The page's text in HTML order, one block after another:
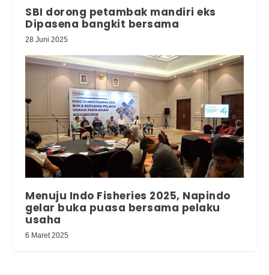
SBI dorong petambak mandiri eks
Dipasena bangkit bersama
28 Juni 2025
Menuju Indo Fisheries 2025, Napindo
gelar buka puasa bersama pelaku
usaha
6 Maret 2025